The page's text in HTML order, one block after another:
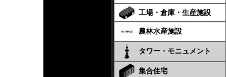
工場・倉庫・生産施設
農林水産施設
タワー・モニュメント
集合住宅